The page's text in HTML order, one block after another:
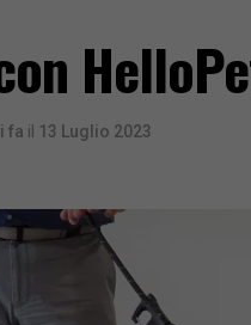
fa il 13 Luglio 2023